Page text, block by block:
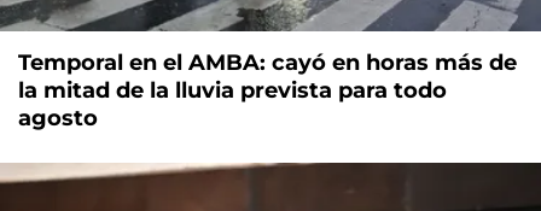
Temporal en el AMBA: cayó en horas más de
la mitad de la lluvia prevista para todo
agosto